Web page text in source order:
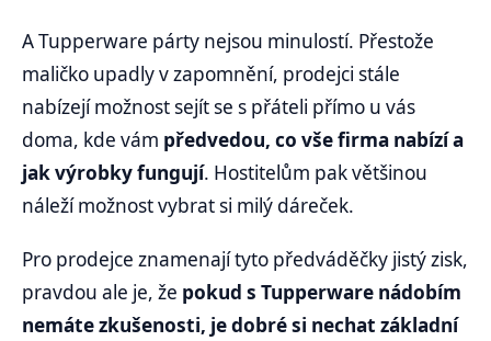
A Tupperware párty nejsou minulostí. Přestože
maličko upadly v zapomnění, prodejci stále
nabízejí možnost sejít se s přáteli přímo u vás
doma, kde vám předvedou, co vše firma nabízí a
jak výrobky fungují. Hostitelům pak většinou
náleží možnost vybrat si milý dáreček.
Pro prodejce znamenají tyto předváděčky jistý zisk,
pravdou ale je, že pokud s Tupperware nádobím
nemáte zkušenosti, je dobré si nechat základní